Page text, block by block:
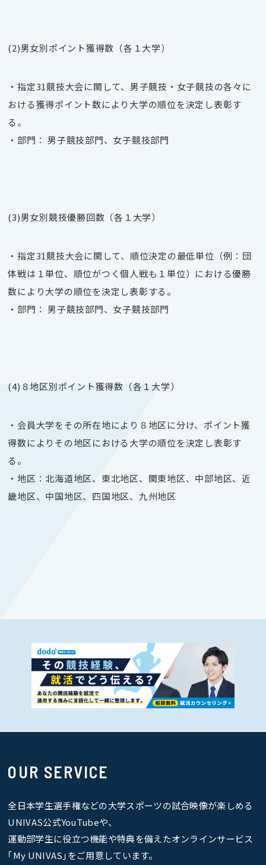
(2)男女別ポイント獲得数（各１大学）
・指定31競技大会に関して、男子競技・女子競技の各々に
おける獲得ポイント数により大学の順位を決定し表彰す
る。
・部門： 男子競技部門、女子競技部門
(3)男女別競技優勝回数（各１大学）
・指定31競技大会に関して、順位決定の最低単位（例：団
体戦は１単位、順位がつく個人戦も１単位）における優勝
数により大学の順位を決定し表彰する。
・部門： 男子競技部門、女子競技部門
(4)８地区別ポイント獲得数（各１大学）
・会員大学をその所在地により８地区に分け、ポイント獲
得数によりその地区における大学の順位を決定し表彰す
る。
・地区：北海道地区、東北地区、関東地区、中部地区、近
畿地区、中国地区、四国地区、九州地区
OUR SERVICE
全日本学生選手権などの大学スポーツの試合映像が楽しめる
UNIVAS公式YouTubeや、
運動部学生に役立つ機能や特典を備えたオンラインサービス
｢My UNIVAS｣をご用意しています。